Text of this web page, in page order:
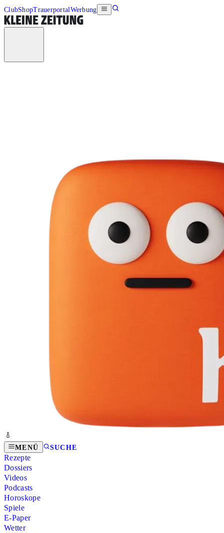
ClubShopTrauerportalWerbung
MENÜ SUCHE
Rezepte
Dossiers
Videos
Podcasts
Horoskope
Spiele
E-Paper
Wetter